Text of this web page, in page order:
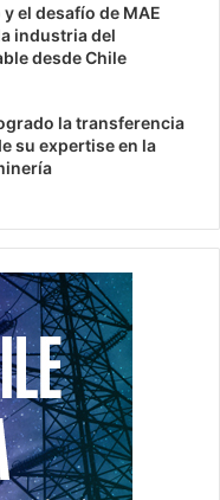
el desafío de MAE
industria del
desde Chile
la transferencia
su expertise en la